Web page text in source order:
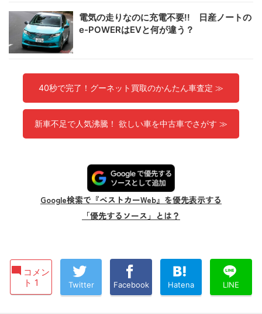
電気の走りなのに充電不要!! 日産ノートの
e-POWERはEVと何が違う？
40秒で完了！グーネット買取のかんたん車査定 ≫
新車不足で人気沸騰！ 欲しい車を中古車でさがす ≫
Google検索で『ベストカーWeb』を優先表示する
「優先するソース」とは？
コメン
ト 1
Twitter Facebook Hatena LINE